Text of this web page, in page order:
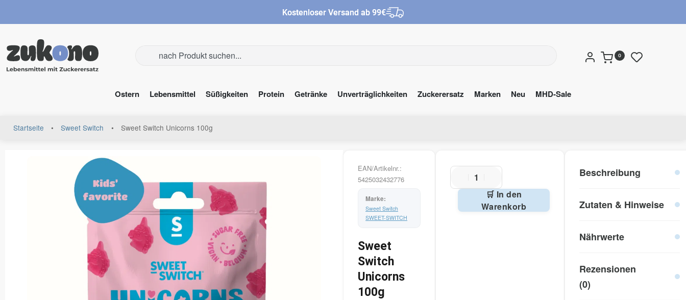
Kostenloser Versand ab 99€
0
Ostern Lebensmittel Süßigkeiten Protein Getränke Unverträglichkeiten Zuckerersatz Marken Neu MHD-Sale
Startseite • Sweet Switch • Sweet Switch Unicorns 100g
EAN/Artikelnr.:
5425032432776
Sweet Switch
SWEET-SWITCH
Sweet
Switch
Unicorns
100g
🛒 In den
Warenkorb
Beschreibung
Zutaten & Hinweise
Nährwerte
Rezensionen
(0)